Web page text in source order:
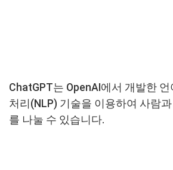
ChatGPT는 OpenAI에서 개발한 언
처리(NLP) 기술을 이용하여 사람
를 나눌 수 있습니다.